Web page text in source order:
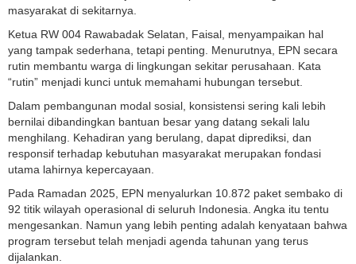
masyarakat di sekitarnya.
Ketua RW 004 Rawabadak Selatan, Faisal, menyampaikan hal
yang tampak sederhana, tetapi penting. Menurutnya, EPN secara
rutin membantu warga di lingkungan sekitar perusahaan. Kata
“rutin” menjadi kunci untuk memahami hubungan tersebut.
Dalam pembangunan modal sosial, konsistensi sering kali lebih
bernilai dibandingkan bantuan besar yang datang sekali lalu
menghilang. Kehadiran yang berulang, dapat diprediksi, dan
responsif terhadap kebutuhan masyarakat merupakan fondasi
utama lahirnya kepercayaan.
Pada Ramadan 2025, EPN menyalurkan 10.872 paket sembako di
92 titik wilayah operasional di seluruh Indonesia. Angka itu tentu
mengesankan. Namun yang lebih penting adalah kenyataan bahwa
program tersebut telah menjadi agenda tahunan yang terus
dijalankan.